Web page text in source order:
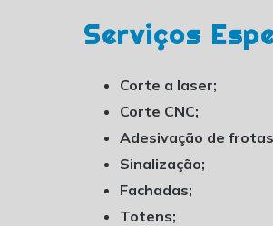
Serviços
Corte a laser;
Corte CNC;
Adesivação de
Sinalização;
Fachadas;
Totens;